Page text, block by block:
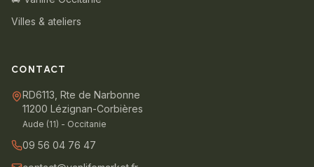
Villes & ateliers
CONTACT
RD6113, Rte de Narbonne
11200 Lézignan-Corbières
Aude (11) - Occitanie
09 56 04 76 47